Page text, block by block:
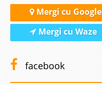
Mergi cu Google
Mergi cu Waze
facebook